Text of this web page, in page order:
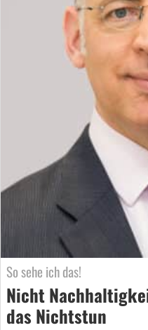
So sehe ich das!
Nicht
das Nichtstun